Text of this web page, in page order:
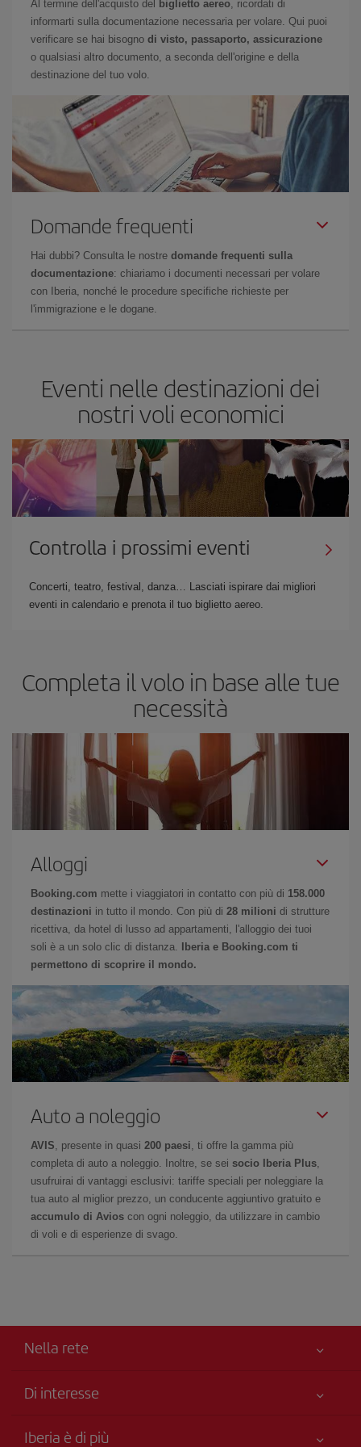
Al termine dell'acquisto del biglietto aereo , ricordati di
informarti sulla documentazione necessaria per volare. Qui puoi
verificare se hai bisogno di visto, passaporto, assicurazione
o qualsiasi altro documento, a seconda dell'origine e della
destinazione del tuo volo.
Domande frequenti
Hai dubbi? Consulta le nostre domande frequenti sulla
documentazione: chiariamo i documenti necessari per volare
con Iberia, nonché le procedure specifiche richieste per
l'immigrazione e le dogane.
Eventi nelle destinazioni dei
nostri voli economici
Controlla i prossimi eventi
Concerti, teatro, festival, danza… Lasciati ispirare dai migliori
eventi in calendario e prenota il tuo biglietto aereo.
Completa il volo in base alle tue
necessità
Alloggi
Booking.com mette i viaggiatori in contatto con più di 158.000
destinazioni in tutto il mondo. Con più di 28 milioni di strutture
ricettiva, da hotel di lusso ad appartamenti, l'alloggio dei tuoi
soli è a un solo clic di distanza.
Iberia e Booking.com ti
permettono di scoprire il mondo.
Auto a noleggio
AVIS , presente in quasi 200 paesi , ti offre la gamma più
completa di auto a noleggio. Inoltre, se sei socio Iberia Plus
usufruirai di vantaggi esclusivi: tariffe speciali per noleggiare la
tua auto al miglior prezzo, un conducente aggiuntivo gratuito e
accumulo di Avios con ogni noleggio, da utilizzare in cambio
di voli e di esperienze di svago.
Nella rete
Di interesse
Iberia è di più